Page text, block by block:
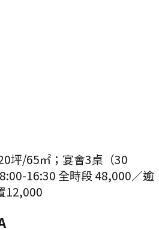
坪/65㎡；宴會3桌（30
16:30 全時段 48,000／逾
12,000